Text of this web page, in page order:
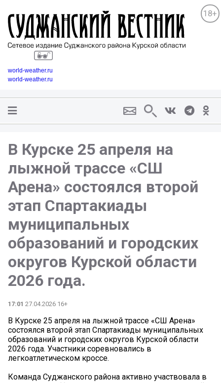
18+
world-weather.ru
world-weather.ru
В Курске 25 апреля на
лыжной трассе «СШ
Арена» состоялся второй
этап Спартакиады
муниципальных
образований и городских
округов Курской области
2026 года.
17:01 27.04.2026 16+
В Курске 25 апреля на лыжной трассе «СШ Арена»
состоялся второй этап Спартакиады муниципальных
образований и городских округов Курской области
2026 года. Участники соревновались в
легкоатлетическом кроссе.
Команда Суджанского района активно участвовала в